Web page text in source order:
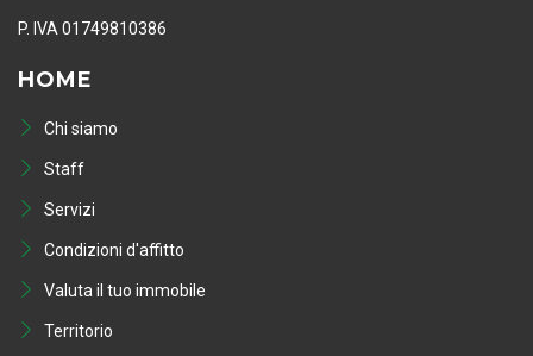
P. IVA 01749810386
HOME
Chi siamo
Staff
Servizi
Condizioni d'affitto
Valuta il tuo immobile
Territorio